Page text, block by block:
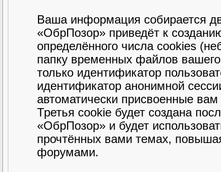
Ваша информация собирается
«ОбрПозор» приведёт к
определённого числа cookies
папку временных файлов
только идентификатор
идентификатор анонимной
автоматически присвоенные
Третья cookie будет создана
«ОбрПозор» и будет
прочтённых вами темах,
форумами.